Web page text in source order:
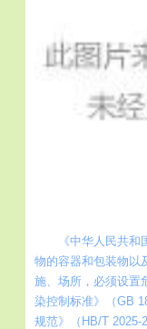
《中华人民共
物的容器和包装物以
施、场所，必须设置
染控制标准》（GB
规范》（HB/T 2025-